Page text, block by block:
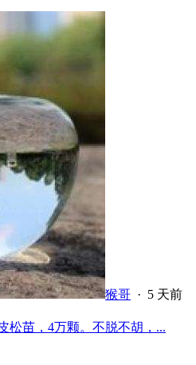
猴哥 · 5 天前
松苗，4万颗。不脱不胡，...